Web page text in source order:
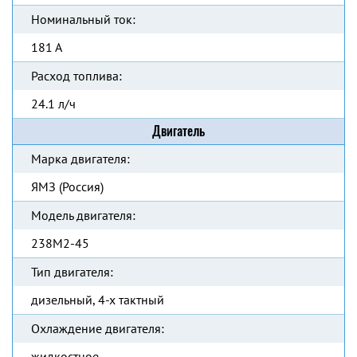
Номинальный ток:
181 А
Расход топлива:
24.1 л/ч
Двигатель
Марка двигателя:
ЯМЗ (Россия)
Модель двигателя:
238М2-45
Тип двигателя:
дизельный, 4-х тактный
Охлаждение двигателя: